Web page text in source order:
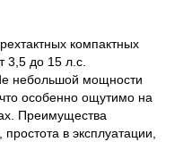
компактных
3,5 до 15 л.с.
небольшой мощности
особенно ощутимо на
Преимущества
в эксплуатации,